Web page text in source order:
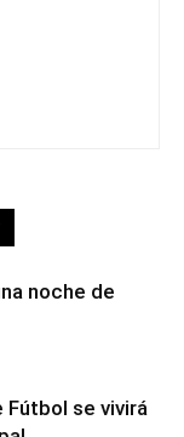
noche de
Fútbol se vivirá